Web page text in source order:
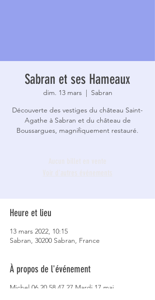
Sabran et ses Hameaux
dim. 13 mars
  |
Sabran
Découverte des vestiges du château Saint-
Agathe à Sabran et du château de
Boussargues, magnifiquement restauré.
Heure et lieu
13 mars 2022, 10:15
Sabran, 30200 Sabran, France
À propos de l'événement
Michel 06 20 58 47 27 Mardi 17 mai